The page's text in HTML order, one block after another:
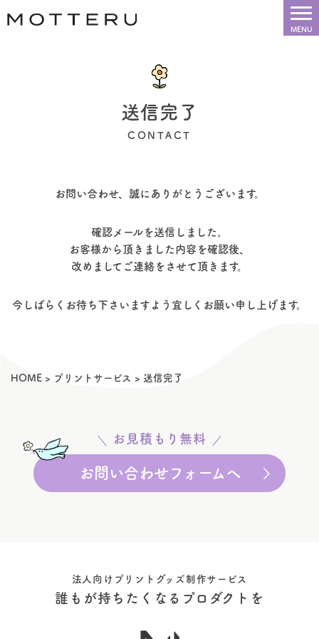
送信完了
CONTACT
お問い合わせ、 誠にありがとうございます。
確認メールを送信しました。
お客様から頂きました内容を確認後、
改めましてご連絡をさせて頂きます。
今しばらくお待ち下さいますよう 宜しくお願い申し上げます。
HOME > プリントサービス > 送信完了
お見積もり無料
お問い合わせフォームへ
法人向けプリントグッズ制作サービス
誰もが持ちたくなるプロダクトを